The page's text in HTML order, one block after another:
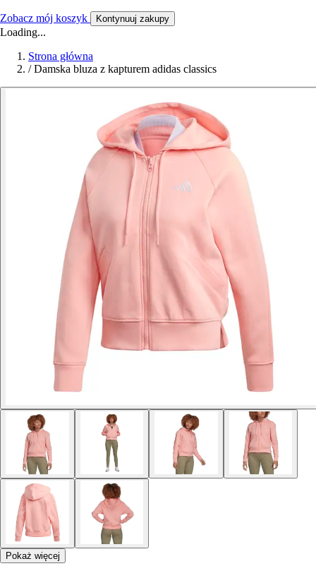
Zobacz mój koszyk Kontynuuj zakupy
Loading...
Strona główna
/ Damska bluza z kapturem adidas classics
Pokaż więcej